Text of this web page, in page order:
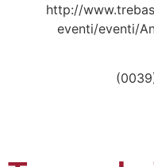
http://
eventi/eventi/